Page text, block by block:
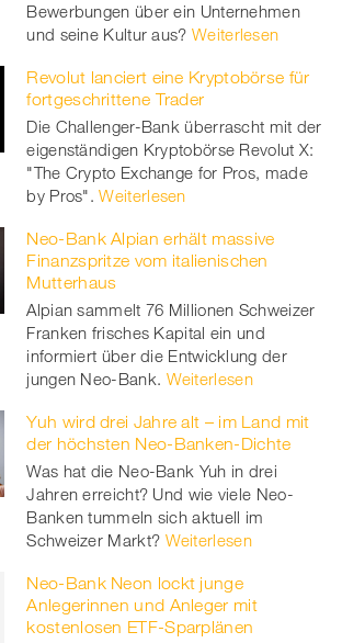
Bewerbungen über ein Unternehmen
und seine Kultur aus? Weiterlesen
Revolut lanciert eine Kryptobörse für
fortgeschrittene Trader
Die Challenger-Bank überrascht mit der
eigenständigen Kryptobörse Revolut X:
"The Crypto Exchange for Pros, made
by Pros". Weiterlesen
Neo-Bank Alpian erhält massive
Finanzspritze vom italienischen
Mutterhaus
Alpian sammelt 76 Millionen Schweizer
Franken frisches Kapital ein und
informiert über die Entwicklung der
jungen Neo-Bank. Weiterlesen
Yuh wird drei Jahre alt – im Land mit
der höchsten Neo-Banken-Dichte
Was hat die Neo-Bank Yuh in drei
Jahren erreicht? Und wie viele Neo-
Banken tummeln sich aktuell im
Schweizer Markt? Weiterlesen
Neo-Bank Neon lockt junge
Anlegerinnen und Anleger mit
kostenlosen ETF-Sparplänen